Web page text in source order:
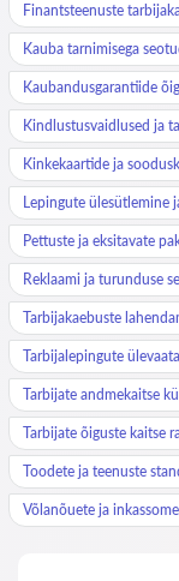
Finantsteenuste
Kauba tarnimisega
Kaubandusgarantiide
Kindlustusvaidlused ja
Kinkekaartide ja
Lepingute ülesütlemine
Pettuste ja eksitavate
Reklaami ja turunduse
Tarbijakaebuste
Tarbijalepingute
Tarbijate andmekaitse
Tarbijate õiguste kaitse
Toodete ja teenuste
Võlanõuete ja